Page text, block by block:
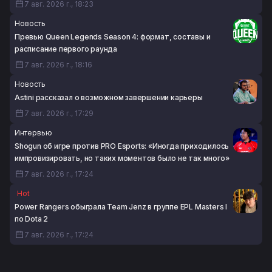
7 авг. 2026 г., 18:23
Новость
Превью Queen Legends Season 4: формат, составы и
расписание первого раунда
7 авг. 2026 г., 18:16
Новость
Astini рассказал о возможном завершении карьеры
7 авг. 2026 г., 17:29
Интервью
Shogun об игре против PRO Esports: «Иногда приходилось
импровизировать, но таких моментов было не так много»
7 авг. 2026 г., 17:24
Hot
Power Rangers обыграла Team Jenz в группе EPL Masters I
по Dota 2
7 авг. 2026 г., 17:24